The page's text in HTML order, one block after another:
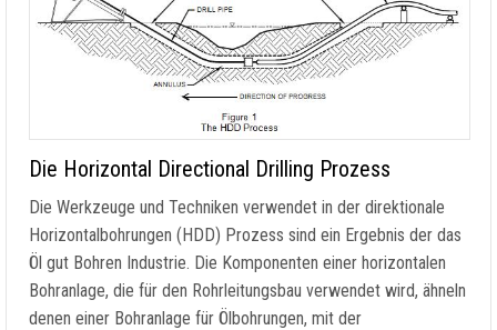
Die Horizontal Directional Drilling Prozess
Die Werkzeuge und Techniken verwendet in der direktionale
Horizontalbohrungen (HDD) Prozess sind ein Ergebnis der das
Öl gut Bohren Industrie. Die Komponenten einer horizontalen
Bohranlage, die für den Rohrleitungsbau verwendet wird, ähneln
denen einer Bohranlage für Ölbohrungen, mit der